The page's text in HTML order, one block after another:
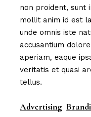
non proident, sunt
mollit anim id est
unde omnis iste
accusantium
aperiam, eaque
veritatis et quasi
tellus.
Advertising